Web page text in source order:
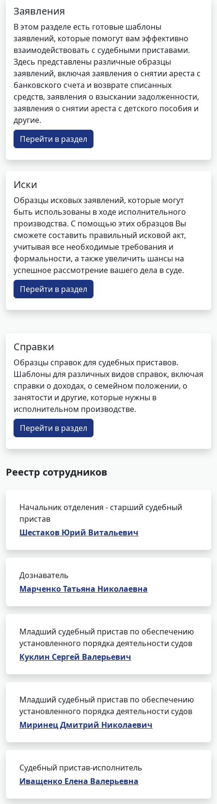
Заявления
В этом разделе есть готовые шаблоны
заявлений, которые помогут вам эффективно
взаимодействовать с судебными приставами.
Здесь представлены различные образцы
заявлений, включая заявления о снятии ареста с
банковского счета и возврате списанных
средств, заявления о взыскании задолженности,
заявления о снятии ареста с детского пособия и
другие.
Перейти в раздел
Иски
Образцы исковых заявлений, которые могут
быть использованы в ходе исполнительного
производства. С помощью этих образцов Вы
сможете составить правильный исковой акт,
учитывая все необходимые требования и
формальности, а также увеличить шансы на
успешное рассмотрение вашего дела в суде.
Перейти в раздел
Справки
Образцы справок для судебных приставов.
Шаблоны для различных видов справок, включая
справки о доходах, о семейном положении, о
занятости и другие, которые нужны в
исполнительном производстве.
Перейти в раздел
Реестр сотрудников
Начальник отделения - старший судебный
пристав
Шестаков Юрий Витальевич
Дознаватель
Марченко Татьяна Николаевна
Младший судебный пристав по обеспечению
установленного порядка деятельности судов
Куклин Сергей Валерьевич
Младший судебный пристав по обеспечению
установленного порядка деятельности судов
Миринец Дмитрий Николаевич
Судебный пристав-исполнитель
Иващенко Елена Валерьевна